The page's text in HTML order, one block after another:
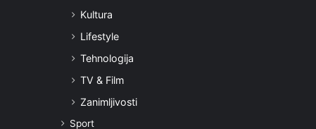
Kultura
Lifestyle
Tehnologija
TV & Film
Zanimljivosti
Sport